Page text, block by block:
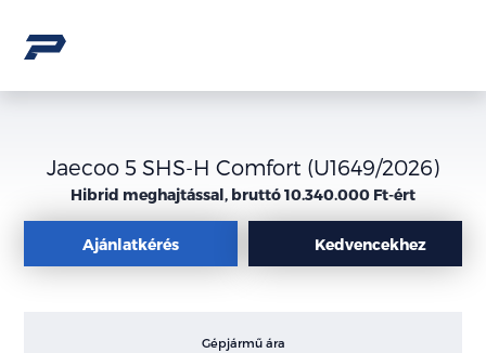
Jaecoo 5 SHS-H Comfort (U1649/2026)
Hibrid meghajtással, bruttó 10.340.000 Ft-ért
Ajánlatkérés Kedvencekhez
Gépjármű ára